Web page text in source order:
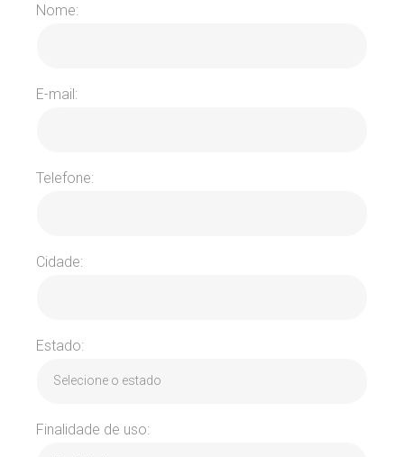
Nome:
E-mail:
Telefone:
Cidade:
Estado:
Finalidade de uso: